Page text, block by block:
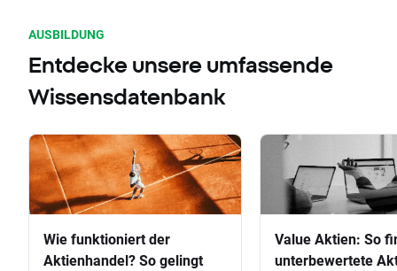
AUSBILDUNG
Entdecke unsere umfassende
Wissensdatenbank
Wie funktioniert der
Aktienhandel? So gelingt
Value Aktien: So
unterbewertete